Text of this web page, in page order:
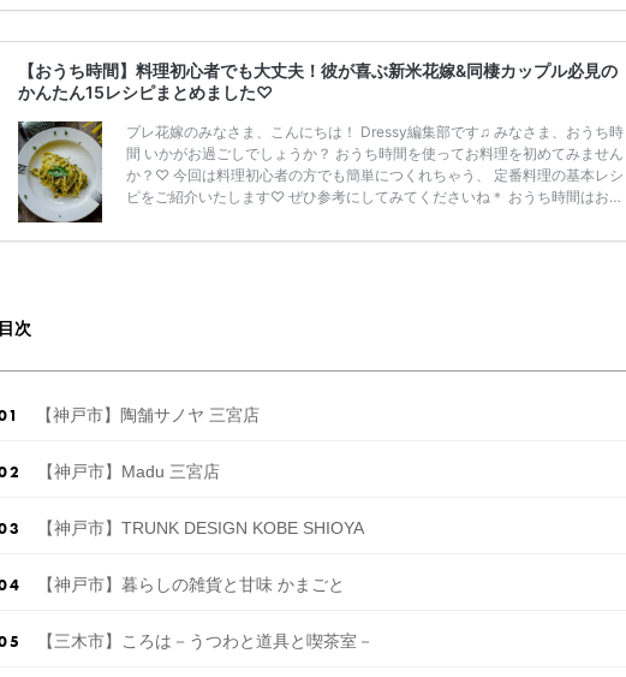
ンペーン特典ランキングを公開！ 比較サイト：プラコレ、ゼクシィ、ハナユ
補を絞れる「ウェディング診断」か、体験型 […]続きを読む
【おうち時間】料理初心者でも大丈夫！彼が喜ぶ新米花嫁&同棲カップル必見の
かんたん15レシピまとめました♡
プレ花嫁のみなさま、こんにちは！ Dressy編集部です♫ みなさま、おうち時
間 いかがお過ごしでしょうか？ おうち時間を使ってお料理を初めてみません
か？♡ 今回は料理初心者の方でも簡単につくれちゃう、 定番料理の基本レシ
ピをご紹介いたします♡ ぜひ参考にしてみてくださいね＊ おうち時間はおで
ら結婚前に 『花嫁修業』を行い、 主婦として必要な家事や所作のスキルを学
目次
【神戸市】陶舗サノヤ 三宮店
【神戸市】Madu 三宮店
【神戸市】TRUNK DESIGN KOBE SHIOYA
【神戸市】暮らしの雑貨と甘味 かまごと
【三木市】ころは－うつわと道具と喫茶室－